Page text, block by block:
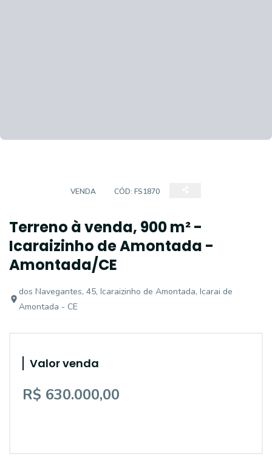
VENDA CÓD: FS1870
Terreno à venda, 900 m² -
Icaraizinho de Amontada -
Amontada/CE
dos Navegantes, 45, Icaraizinho de Amontada, Icarai de
Amontada - CE
Valor venda
R$ 630.000,00